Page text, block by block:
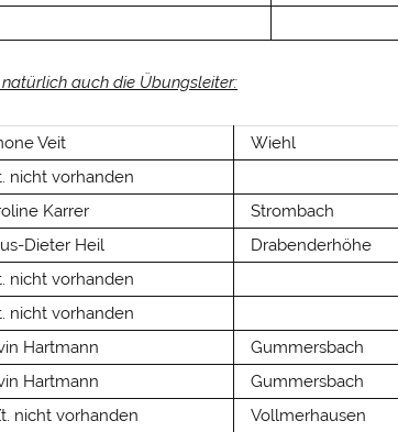
auch die Übungsleiter:
Veit
Wiehl
nicht vorhanden
Karrer
Strombach
Dieter Heil
Drabenderhöhe
nicht vorhanden
nicht vorhanden
Hartmann
Gummersbach
Hartmann
Gummersbach
nicht vorhanden
Vollmerhausen